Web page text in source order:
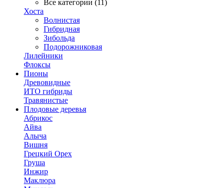
Все категории (11)
Хоста
Волнистая
Гибридная
Зибольда
Подорожниковая
Лилейники
Флоксы
Пионы
Древовидные
ИТО гибриды
Травянистые
Плодовые деревья
Абрикос
Айва
Алыча
Вишня
Грецкий Орех
Груша
Инжир
Маклюра